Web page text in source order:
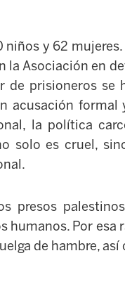
y 62 mujeres.
la Asociación en
de prisioneros se
acusación formal
la política
solo es cruel,
presos
humanos. Por esa
de hambre, así